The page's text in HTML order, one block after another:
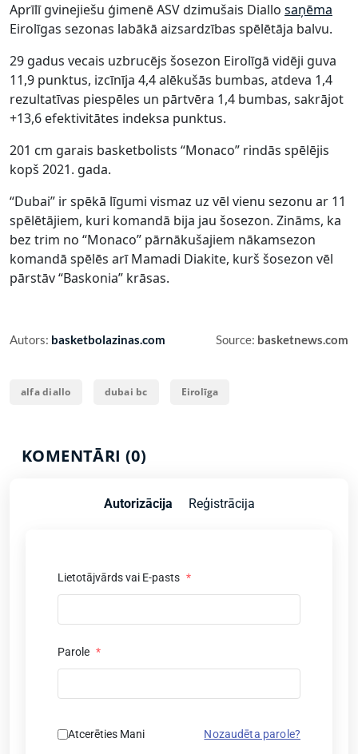
Aprīlī gvinejiešu ģimenē ASV dzimušais Diallo saņēma
Eirolīgas sezonas labākā aizsardzības spēlētāja balvu.
29 gadus vecais uzbrucējs šosezon Eirolīgā vidēji guva
11,9 punktus, izcīnīja 4,4 alēkušās bumbas, atdeva 1,4
rezultatīvas piespēles un pārtvēra 1,4 bumbas, sakrājot
+13,6 efektivitātes indeksa punktus.
201 cm garais basketbolists “Monaco” rindās spēlējis
kopš 2021. gada.
“Dubai” ir spēkā līgumi vismaz uz vēl vienu sezonu ar 11
spēlētājiem, kuri komandā bija jau šosezon. Zināms, ka
bez trim no “Monaco” pārnākušajiem nākamsezon
komandā spēlēs arī Mamadi Diakite, kurš šosezon vēl
pārstāv “Baskonia” krāsas.
Autors: basketbolazinas.com Source: basketnews.com
alfa diallo dubai bc Eirolīga
KOMENTĀRI (0)
Autorizācija Reģistrācija
Lietotājvārds vai E-pasts *
Parole *
Atcerēties Mani Nozaudēta parole?